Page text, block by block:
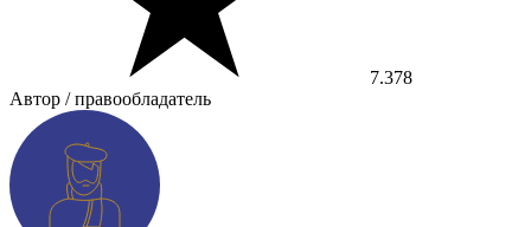
7.378
Автор / правообладатель